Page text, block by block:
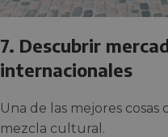
7. Descubrir
internacionales
Una de las mejores
mezcla cultural.